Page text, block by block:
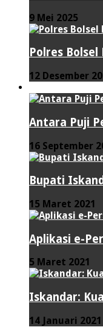
9 Mei 2025
Polres
12 Desember
Antara Puji
16 September
Bupati
15 Maret 2021
Aplikasi e-
5 Maret 2021
Iskandar:
14 Januari 2021